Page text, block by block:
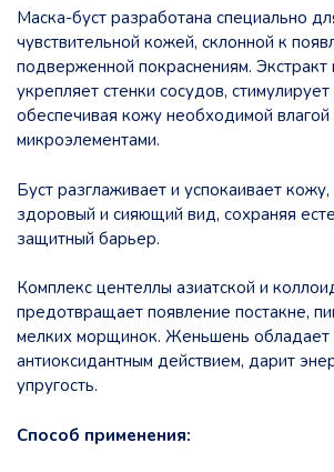
Маска-буст разработана специально
чувствительной кожей, склонной к
подверженной покраснениям. Экстракт
укрепляет стенки сосудов,
обеспечивая кожу необходимой влагой
микроэлементами.
Буст разглаживает и успокаивает
здоровый и сияющий вид, сохраняя
защитный барьер.
Комплекс центеллы азиатской и
предотвращает появление постакне,
мелких морщинок. Женьшень
антиоксидантным действием, дарит
упругость.
Способ применения: